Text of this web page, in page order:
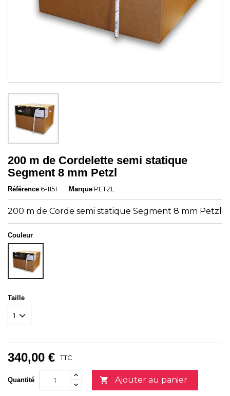
200 m de Cordelette semi statique
Segment 8 mm Petzl
Référence 6-1151 Marque PETZL
200 m de Corde semi statique Segment 8 mm Petzl
Couleur
Taille
340,00 € TTC
Quantité  Ajouter au panier